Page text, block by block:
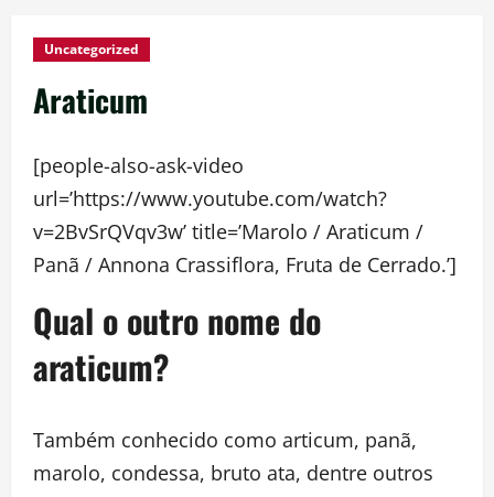
Uncategorized
Araticum
[people-also-ask-video
url=’https://www.youtube.com/watch?
v=2BvSrQVqv3w’ title=’Marolo / Araticum /
Panã / Annona Crassiflora, Fruta de Cerrado.’]
Qual o outro nome do
araticum?
Também conhecido como articum, panã,
marolo, condessa, bruto ata, dentre outros